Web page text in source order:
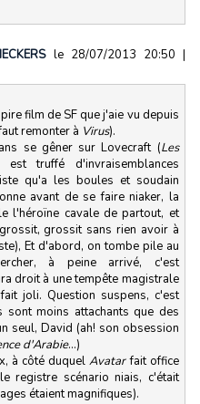
le 28/07/2013 20:50|
film de SF que j'aie vu depuis
remonter à Virus).
se gêner sur Lovecraft (Les
est truffé d'invraisemblances
qu'a les boules et soudain
avant de se faire niaker, la
l'héroïne cavale de partout, et
grossit sans rien avoir à
Et d'abord, on tombe pile au
à peine arrivé, c'est
droit à une tempête magistrale
joli. Question suspens, c'est
sont moins attachants que des
seul, David (ah! son obsession
d'Arabie...)
à côté duquelAvatarfait office
registre scénario niais, c'était
étaient magnifiques).